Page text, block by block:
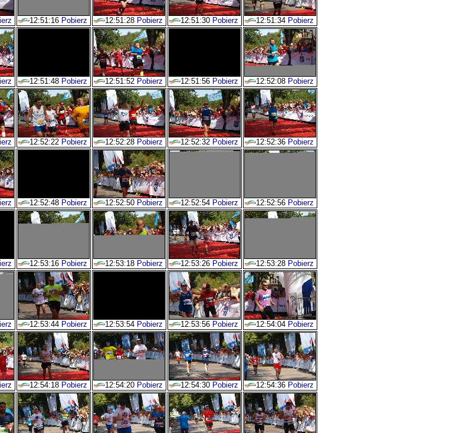
12:51:16 Pobierz 12:51:28 Pobierz 12:51:30 Pobierz 12:51:34 Pobierz
12:51:48 Pobierz 12:51:52 Pobierz 12:51:56 Pobierz 12:52:08 Pobierz
12:52:22 Pobierz 12:52:28 Pobierz 12:52:32 Pobierz 12:52:36 Pobierz
12:52:48 Pobierz 12:52:50 Pobierz 12:52:54 Pobierz 12:52:56 Pobierz
12:53:16 Pobierz 12:53:18 Pobierz 12:53:26 Pobierz 12:53:28 Pobierz
12:53:44 Pobierz 12:53:54 Pobierz 12:53:56 Pobierz 12:54:04 Pobierz
12:54:18 Pobierz 12:54:20 Pobierz 12:54:30 Pobierz 12:54:36 Pobierz